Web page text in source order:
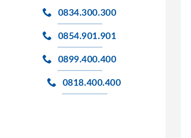
0834.300.300
0854.901.901
0899.400.400
0818.400.400